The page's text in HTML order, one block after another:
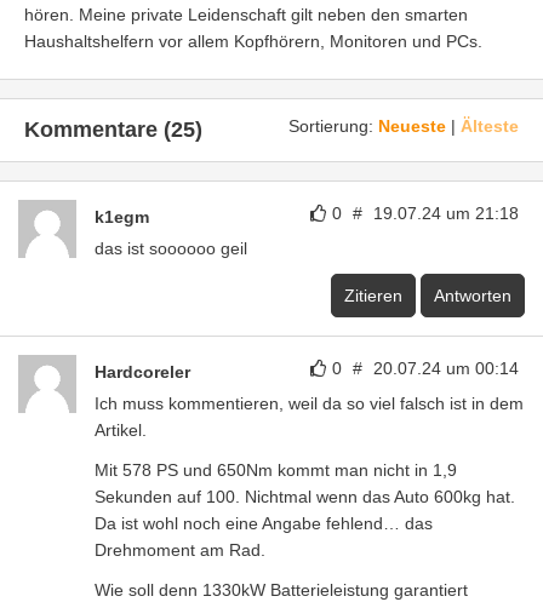
hören. Meine private Leidenschaft gilt neben den smarten
Haushaltshelfern vor allem Kopfhörern, Monitoren und PCs.
Sortierung: Neueste | Älteste
Kommentare (25)
0 # 19.07.24 um 21:18
k1egm
das ist soooooo geil
Zitieren Antworten
0 # 20.07.24 um 00:14
Hardcoreler
Ich muss kommentieren, weil da so viel falsch ist in dem
Artikel.
Mit 578 PS und 650Nm kommt man nicht in 1,9
Sekunden auf 100. Nichtmal wenn das Auto 600kg hat.
Da ist wohl noch eine Angabe fehlend… das
Drehmoment am Rad.
Wie soll denn 1330kW Batterieleistung garantiert